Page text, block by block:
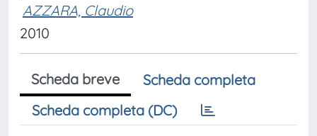
AZZARA, Claudio
2010
Scheda breve
Scheda completa
Scheda completa (DC)